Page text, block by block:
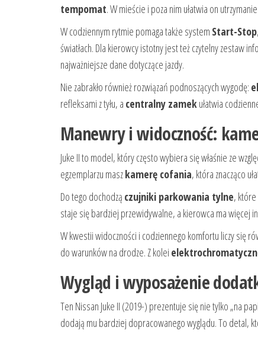
tempomat. W mieście i poza nim ułatwia on
W codziennym rytmie pomaga także system Start-Stop
światłach. Dla kierowcy istotny jest też czytelny zestaw
najważniejsze dane dotyczące jazdy.
Nie zabrakło również rozwiązań podnoszących wygodę:
refleksami z tyłu, a centralny zamek ułatwia
Manewry i widoczność:
Juke II to model, który często wybiera się właśnie ze
egzemplarzu maszkamerę cofania, która znacząco
Do tego dochodzą czujniki parkowania tylne,
staje się bardziej przewidywalne, a kierowca ma więcej
W kwestii widoczności i codziennego komfortu liczy się
do warunków na drodze. Z kolei
Wygląd i wyposażenie
Ten Nissan Juke II (2019-) prezentuje się nie tylko „na
dodają mu bardziej dopracowanego wyglądu. To detal,